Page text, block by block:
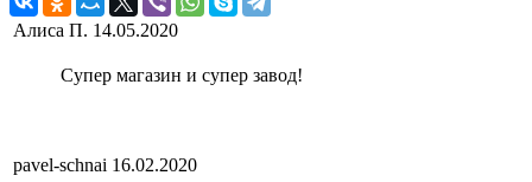
Алиса П. 14.05.2020
Супер магазин и супер завод!
pavel-schnai 16.02.2020